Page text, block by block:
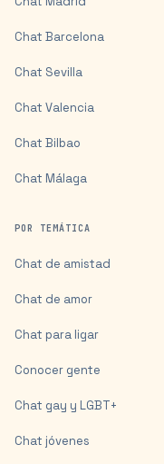
Chat Barcelona
Chat Sevilla
Chat Valencia
Chat Bilbao
Chat Málaga
POR TEMÁTICA
Chat de amistad
Chat de amor
Chat para ligar
Conocer gente
Chat gay y LGBT+
Chat jóvenes